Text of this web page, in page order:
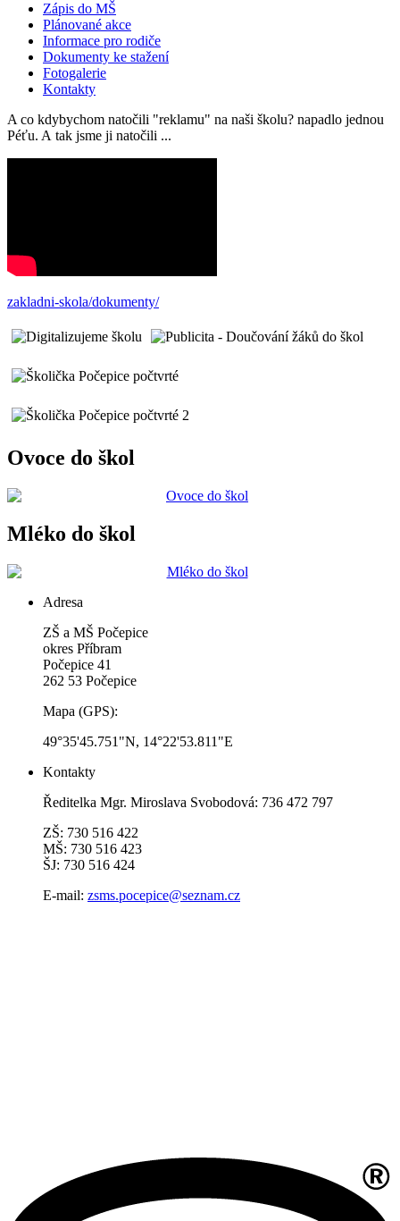
Zápis do MŠ
Plánované akce
Informace pro rodiče
Dokumenty ke stažení
Fotogalerie
Kontakty
A co kdybychom natočili "reklamu" na naši školu? napadlo jednou
Péťu. A tak jsme ji natočili ...
zakladni-skola/dokumenty/
Ovoce do škol
Mléko do škol
Adresa
ZŠ a MŠ Počepice
okres Příbram
Počepice 41
262 53 Počepice
Mapa (GPS):
49°35'45.751"N, 14°22'53.811"E
Kontakty
Ředitelka Mgr. Miroslava Svobodová: 736 472 797
ZŠ: 730 516 422
MŠ: 730 516 423
ŠJ: 730 516 424
E-mail: zsms.pocepice@seznam.cz